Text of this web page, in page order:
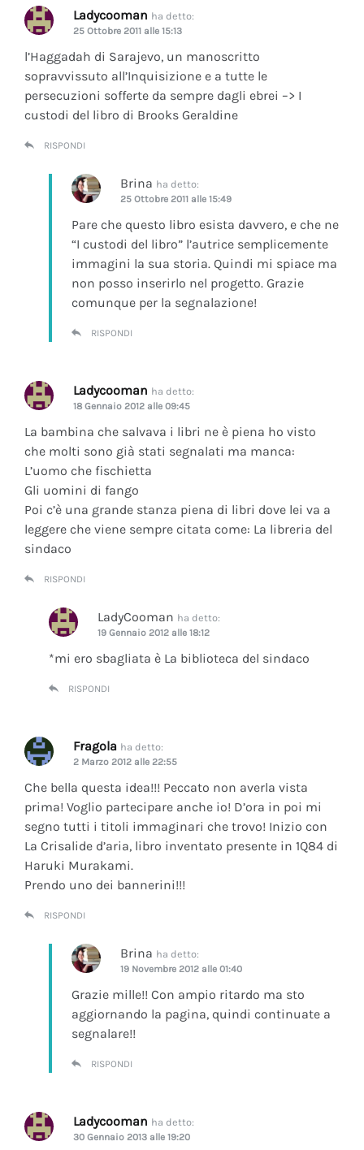
Ladycooman ha detto:
25 Ottobre 2011 alle 15:13
l’Haggadah di Sarajevo, un manoscritto
sopravvissuto all’Inquisizione e a tutte le
persecuzioni sofferte da sempre dagli ebrei –> I
custodi del libro di Brooks Geraldine
RISPONDI
Brina ha detto:
25 Ottobre 2011 alle 15:49
Pare che questo libro esista davvero, e che ne
“I custodi del libro” l’autrice semplicemente
immagini la sua storia. Quindi mi spiace ma
non posso inserirlo nel progetto. Grazie
comunque per la segnalazione!
RISPONDI
Ladycooman ha detto:
18 Gennaio 2012 alle 09:45
La bambina che salvava i libri ne è piena ho visto
che molti sono già stati segnalati ma manca:
L’uomo che fischietta
Gli uomini di fango
Poi c’è una grande stanza piena di libri dove lei va a
leggere che viene sempre citata come: La libreria del
sindaco
RISPONDI
LadyCooman ha detto:
19 Gennaio 2012 alle 18:12
*mi ero sbagliata è La biblioteca del sindaco
RISPONDI
Fragola ha detto:
2 Marzo 2012 alle 22:55
Che bella questa idea!!! Peccato non averla vista
prima! Voglio partecipare anche io! D’ora in poi mi
segno tutti i titoli immaginari che trovo! Inizio con
La Crisalide d’aria, libro inventato presente in 1Q84 di
Haruki Murakami.
Prendo uno dei bannerini!!!
RISPONDI
Brina ha detto:
19 Novembre 2012 alle 01:40
Grazie mille!! Con ampio ritardo ma sto
aggiornando la pagina, quindi continuate a
segnalare!!
RISPONDI
Ladycooman ha detto:
30 Gennaio 2013 alle 19:20